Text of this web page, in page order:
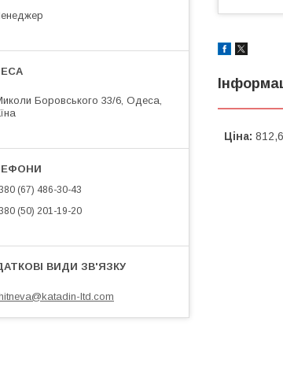
Ціна:
Боровського 33/6, Одеса,
(67) 486-30-43
(50) 201-19-20
ltd.com